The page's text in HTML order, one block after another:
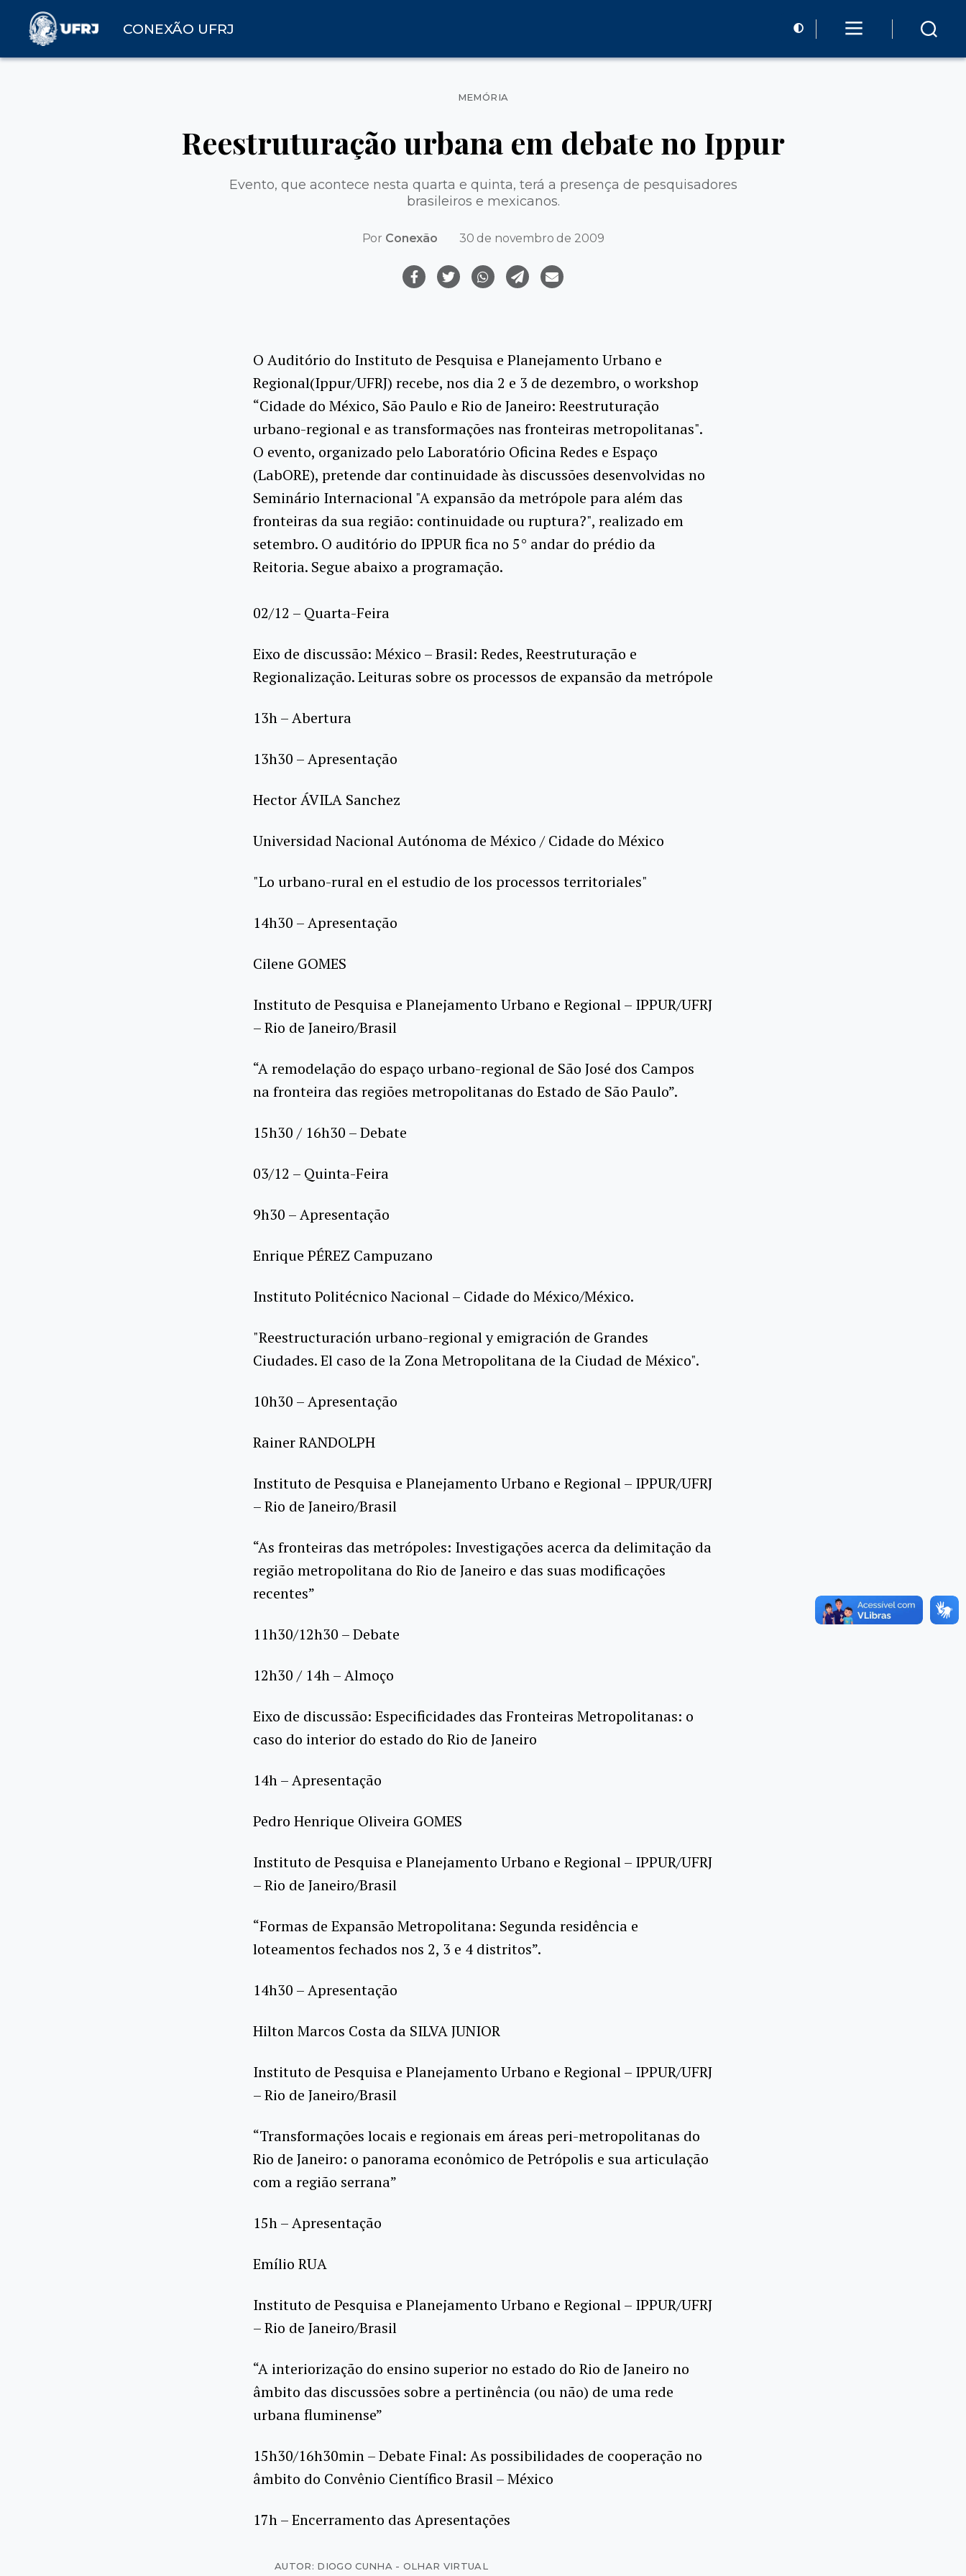
CONEXÃO UFRJ
Categorias
MEMÓRIA
Reestruturação urbana em debate no Ippur
Evento, que acontece nesta quarta e quinta, terá a presença de pesquisadores
brasileiros e mexicanos.
Por Conexão 30 de novembro de 2009
O Auditório do Instituto de Pesquisa e Planejamento Urbano e
Regional(Ippur/UFRJ) recebe, nos dia 2 e 3 de dezembro, o workshop
“Cidade do México, São Paulo e Rio de Janeiro: Reestruturação
urbano-regional e as transformações nas fronteiras metropolitanas".
O evento, organizado pelo Laboratório Oficina Redes e Espaço
(LabORE), pretende dar continuidade às discussões desenvolvidas no
Seminário Internacional "A expansão da metrópole para além das
fronteiras da sua região: continuidade ou ruptura?", realizado em
setembro. O auditório do IPPUR fica no 5° andar do prédio da
Reitoria. Segue abaixo a programação.
02/12 – Quarta-Feira
Eixo de discussão: México – Brasil: Redes, Reestruturação e
Regionalização. Leituras sobre os processos de expansão da metrópole
13h – Abertura
13h30 – Apresentação
Hector ÁVILA Sanchez
Universidad Nacional Autónoma de México / Cidade do México
"Lo urbano-rural en el estudio de los processos territoriales"
14h30 – Apresentação
Cilene GOMES
Instituto de Pesquisa e Planejamento Urbano e Regional – IPPUR/UFRJ
– Rio de Janeiro/Brasil
“A remodelação do espaço urbano-regional de São José dos Campos
na fronteira das regiões metropolitanas do Estado de São Paulo”.
15h30 / 16h30 – Debate
03/12 – Quinta-Feira
9h30 – Apresentação
Enrique PÉREZ Campuzano
Instituto Politécnico Nacional – Cidade do México/México.
"Reestructuración urbano-regional y emigración de Grandes
Ciudades. El caso de la Zona Metropolitana de la Ciudad de México".
10h30 – Apresentação
Rainer RANDOLPH
Instituto de Pesquisa e Planejamento Urbano e Regional – IPPUR/UFRJ
– Rio de Janeiro/Brasil
“As fronteiras das metrópoles: Investigações acerca da delimitação da
região metropolitana do Rio de Janeiro e das suas modificações
recentes”
11h30/12h30 – Debate
12h30 / 14h – Almoço
Eixo de discussão: Especificidades das Fronteiras Metropolitanas: o
caso do interior do estado do Rio de Janeiro
14h – Apresentação
Pedro Henrique Oliveira GOMES
Instituto de Pesquisa e Planejamento Urbano e Regional – IPPUR/UFRJ
– Rio de Janeiro/Brasil
“Formas de Expansão Metropolitana: Segunda residência e
loteamentos fechados nos 2, 3 e 4 distritos”.
14h30 – Apresentação
Hilton Marcos Costa da SILVA JUNIOR
Instituto de Pesquisa e Planejamento Urbano e Regional – IPPUR/UFRJ
– Rio de Janeiro/Brasil
“Transformações locais e regionais em áreas peri-metropolitanas do
Rio de Janeiro: o panorama econômico de Petrópolis e sua articulação
com a região serrana”
15h – Apresentação
Emílio RUA
Instituto de Pesquisa e Planejamento Urbano e Regional – IPPUR/UFRJ
– Rio de Janeiro/Brasil
“A interiorização do ensino superior no estado do Rio de Janeiro no
âmbito das discussões sobre a pertinência (ou não) de uma rede
urbana fluminense”
15h30/16h30min – Debate Final: As possibilidades de cooperação no
âmbito do Convênio Científico Brasil – México
17h – Encerramento das Apresentações
AUTOR: DIOGO CUNHA - OLHAR VIRTUAL